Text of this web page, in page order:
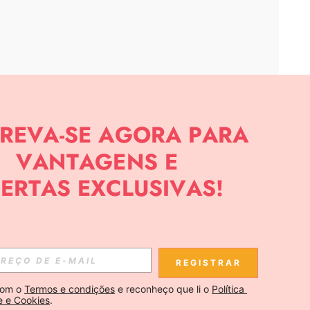
APP
SOBRE SHEIN.
REGISTRAR
o Termos e condições e reconheço que li o Política
e Cookies.